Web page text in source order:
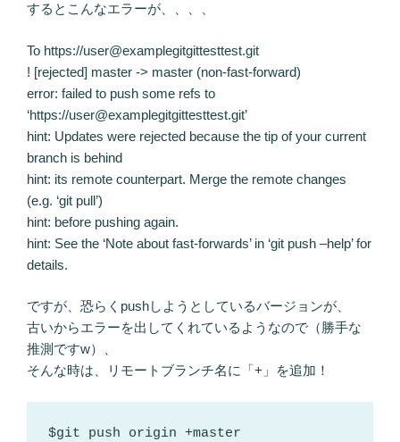
するとこんなエラーが、、、、
To https://user@examplegitgittesttest.git
! [rejected] master -> master (non-fast-forward)
error: failed to push some refs to
‘https://user@examplegitgittesttest.git’
hint: Updates were rejected because the tip of your current
branch is behind
hint: its remote counterpart. Merge the remote changes
(e.g. ‘git pull’)
hint: before pushing again.
hint: See the ‘Note about fast-forwards’ in ‘git push –help’ for
details.
ですが、恐らくpushしようとしているバージョンが、
古いからエラーを出してくれているようなので（勝手な
推測ですw）、
そんな時は、リモートブランチ名に「+」を追加！
$git push origin +master